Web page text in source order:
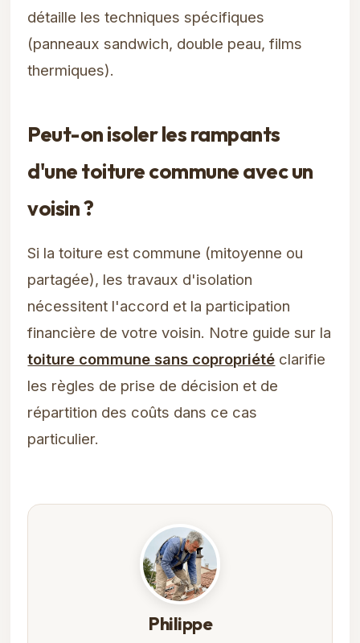
détaille les techniques spécifiques
(panneaux sandwich, double peau, films
thermiques).
Peut-on isoler les rampants
d'une toiture commune avec un
voisin ?
Si la toiture est commune (mitoyenne ou
partagée), les travaux d'isolation
nécessitent l'accord et la participation
financière de votre voisin. Notre guide sur la
toiture commune sans copropriété clarifie
les règles de prise de décision et de
répartition des coûts dans ce cas
particulier.
Philippe